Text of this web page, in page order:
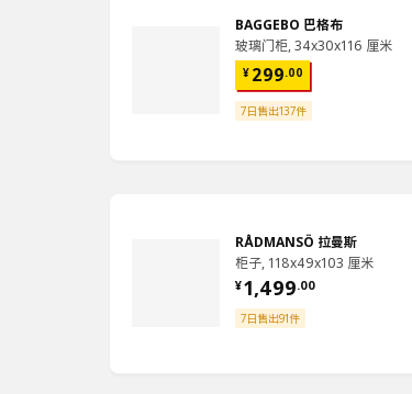
BAGGEBO 巴格布
玻璃门柜, 34x30x116 厘米
¥ 299.00
7日售出137件
RÅDMANSÖ 拉曼斯
柜子, 118x49x103 厘米
¥1,499.00
7日售出91件